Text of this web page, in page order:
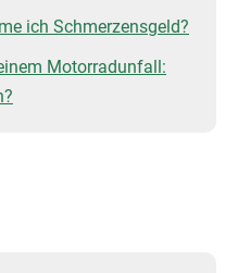
ich Schmerzensgeld?
Motorradunfall: